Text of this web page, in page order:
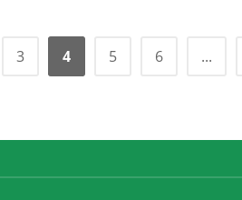
3 4 5 6 ...